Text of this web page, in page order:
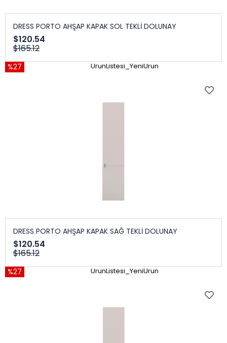
DRESS PORTO AHŞAP KAPAK SOL TEKLİ DOLUNAY
$120.54
$165.12
%27 UrunListesi_YeniUrun
DRESS PORTO AHŞAP KAPAK SAĞ TEKLİ DOLUNAY
$120.54
$165.12
%27 UrunListesi_YeniUrun